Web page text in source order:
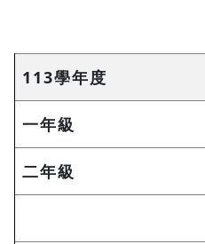
113學年度
一年級
二年級